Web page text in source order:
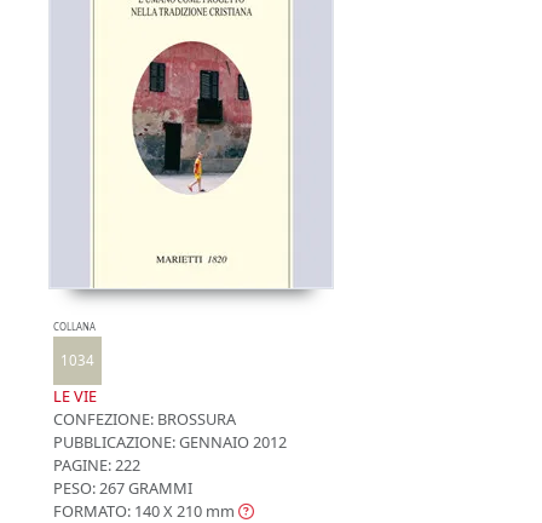
COLLANA
1034
LE VIE
CONFEZIONE: BROSSURA
PUBBLICAZIONE:GENNAIO 2012
PAGINE: 222
PESO: 267 GRAMMI
FORMATO: 140 X 210 mm